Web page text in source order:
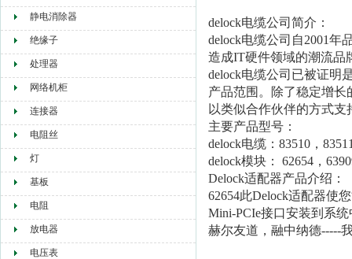
静电消除器
绝缘子
处理器
网络机柜
连接器
电阻丝
灯
基板
电阻
放电器
电压表
delock电缆公司 简介：
delock电缆公司 自2001年
造成IT硬件领域的潮流品
delock电缆公司 已被证明
产品范围。除了稳定增长
以类似合作伙伴的方式支
主要产品型号：
delock电缆：83510，
delock模块： 62654，
Delock适配器产品介绍：
62654此Delock适配器使
Mini-PCIe接口安装到系
赫尔友道，融中纳德-----